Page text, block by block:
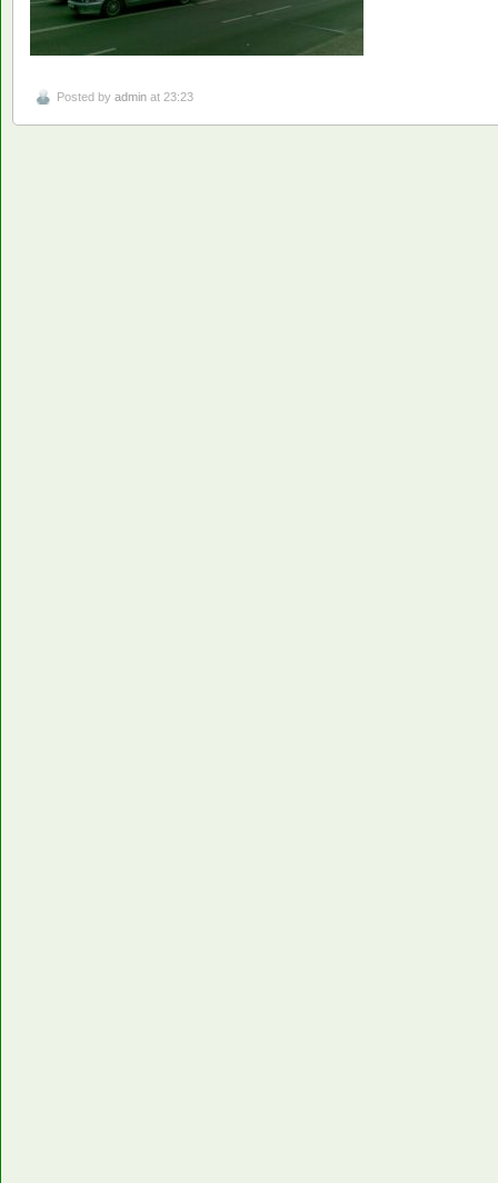
Posted by admin at 23:23